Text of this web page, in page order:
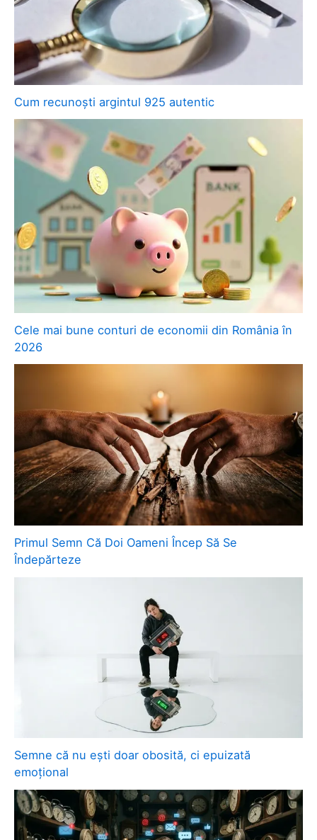
Cum recunoști argintul 925 autentic
Cele mai bune conturi de economii din România în
2026
Primul Semn Că Doi Oameni Încep Să Se
Îndepărteze
Semne că nu ești doar obosită, ci epuizată
emoțional